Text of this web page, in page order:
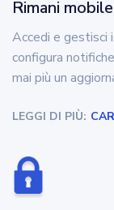
Rimani
Accedi e gestisci
configura
mai più un
LEGGI DI PIÙ: